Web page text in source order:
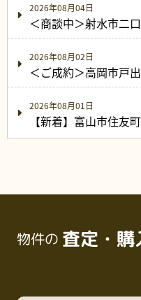
2026年08月04日
＜商談中＞射水市二
2026年08月02日
＜ご成約＞高岡市戸
2026年08月01日
【新着】富山市住
物件の 査定・購